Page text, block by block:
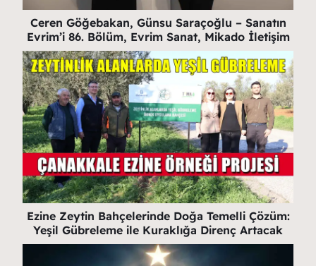
Ceren Göğebakan, Günsu Saraçoğlu – Sanatın
Evrim’i 86. Bölüm, Evrim Sanat, Mikado İletişim
Ezine Zeytin Bahçelerinde Doğa Temelli Çözüm:
Yeşil Gübreleme ile Kuraklığa Direnç Artacak